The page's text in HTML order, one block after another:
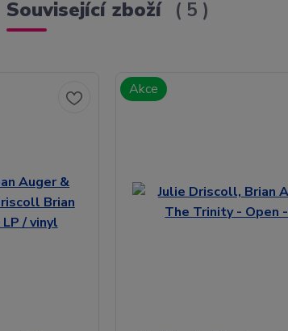
Související zboží 5
Akce